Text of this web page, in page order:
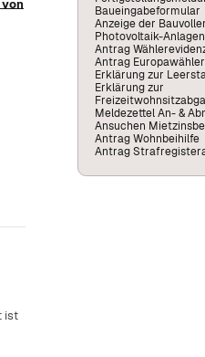
ist
Baueingabeformular
Anzeige der
Photovoltaik-Anlagen
Antrag
Antrag
Erklärung zur
Erklärung zur
Meldezettel An- &
Ansuchen
Antrag Wohnbeihilfe
Antrag